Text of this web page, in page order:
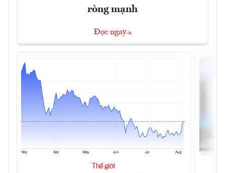
ròng mạnh
Đọc ngay
Thế giới